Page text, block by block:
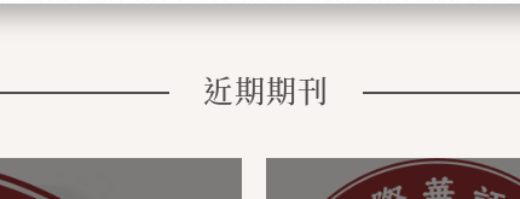
近期期刊